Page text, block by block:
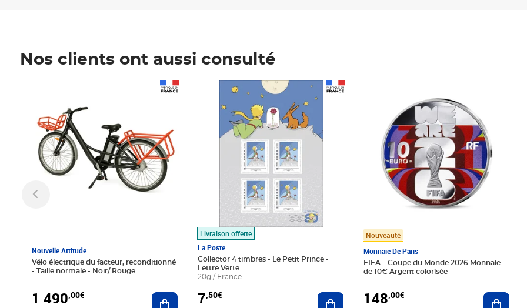
Nos clients ont aussi consulté
Nouvelle Attitude
Vélo électrique du facteur, reconditionné
- Taille normale - Noir/ Rouge
1 490,00€ Ajouter au panier
Livraison offerte
La Poste
Collector 4 timbres - Le Petit Prince -
Lettre Verte
20g / France
7,50€
Prix 7,50€
Ajouter au panier
Nouveauté
Monnaie De Paris
FIFA – Coupe du Monde 2026 Monnaie
de 10€ Argent colorisée
148,00€